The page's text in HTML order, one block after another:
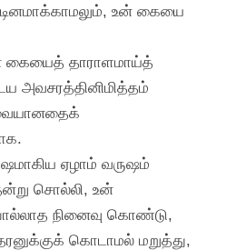
உன் கையை
கையைத் தாராளமாய்த்
அவசரத்தினிமித்தம்
ஏழாம் வருஷம்
சொல்லி, உன்
நினைவு கொண்டு,
கொடாமல் மறுத்து,